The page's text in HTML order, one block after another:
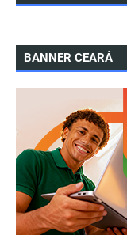
BANNER CEARÁ